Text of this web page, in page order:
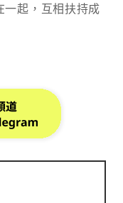
一起，互相扶持成